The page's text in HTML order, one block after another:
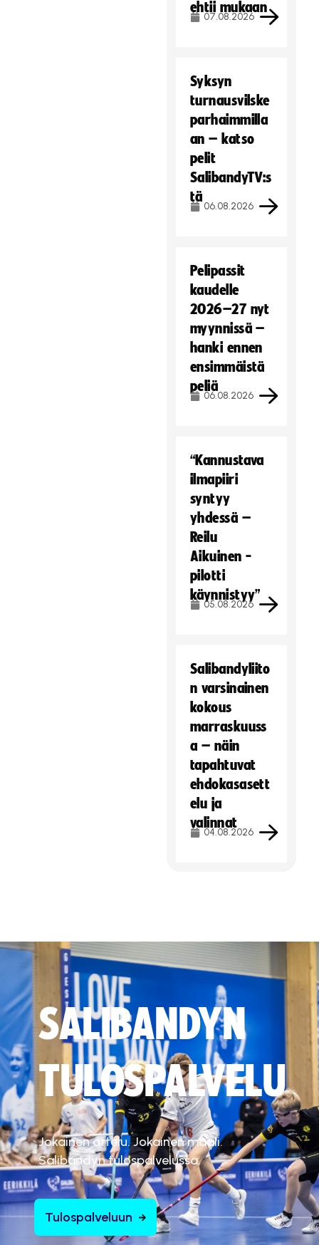
ehtii mukaan
07.08.2026
Syksyn
turnausvilske
parhaimmilla
an – katso
pelit
SalibandyTV:s
tä
06.08.2026
Pelipassit
kaudelle
2026–27 nyt
myynnissä –
hanki ennen
ensimmäistä
peliä
06.08.2026
“Kannustava
ilmapiiri
syntyy
yhdessä –
Reilu
Aikuinen -
pilotti
käynnistyy”
05.08.2026
Salibandyliito
n varsinainen
kokous
marraskuuss
a – näin
tapahtuvat
ehdokasasett
elu ja
valinnat
04.08.2026
SALIBANDYN
TULOSPALVELU
Jokainen ottelu. Jokainen maali.
Salibandyn tulospalvelussa.
Tulospalveluun